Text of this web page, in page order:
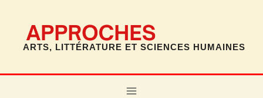
contenu
ARTS, LITTÉRATURE ET SCIENCES HUMAINES